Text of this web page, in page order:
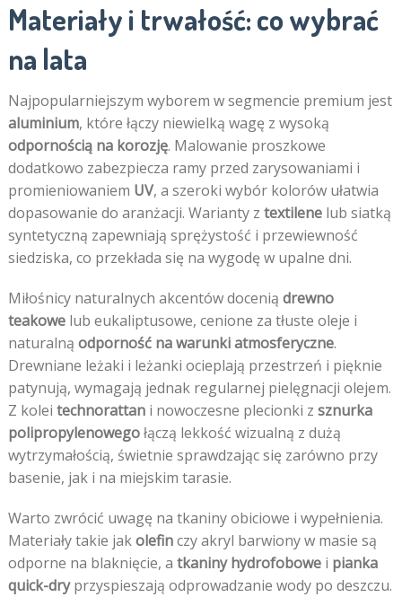
Materiały i trwałość: co wybrać
na lata
Najpopularniejszym wyborem w segmencie premium jest
aluminium, które łączy niewielką wagę z wysoką
odpornością na korozję. Malowanie proszkowe
dodatkowo zabezpiecza ramy przed zarysowaniami i
promieniowaniem UV, a szeroki wybór kolorów ułatwia
dopasowanie do aranżacji. Warianty z textilenelub siatką
syntetyczną zapewniają sprężystość i przewiewność
siedziska, co przekłada się na wygodę w upalne dni.
Miłośnicy naturalnych akcentów docenią drewno
teakowelub eukaliptusowe, cenione za tłuste oleje i
naturalną odporność na warunki atmosferyczne.
Drewniane leżaki i leżanki ocieplają przestrzeń i pięknie
patynują, wymagają jednak regularnej pielęgnacji olejem.
Z kolei technorattani nowoczesne plecionki z sznurka
polipropylenowegołączą lekkość wizualną z dużą
wytrzymałością, świetnie sprawdzając się zarówno przy
basenie, jak i na miejskim tarasie.
Warto zwrócić uwagę na tkaniny obiciowe i wypełnienia.
Materiały takie jakolefinczy akryl barwiony w masie są
odporne na blaknięcie, a tkaniny hydrofobowei pianka
quick-dryprzyspieszają odprowadzanie wody po deszczu.